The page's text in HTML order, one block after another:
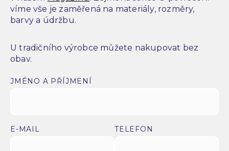
víme vše je zaměřená na materiály, rozměry,
barvy a údržbu.
U tradičního výrobce můžete nakupovat bez
obav.
JMÉNO A PŘÍJMENÍ
E-MAIL TELEFON